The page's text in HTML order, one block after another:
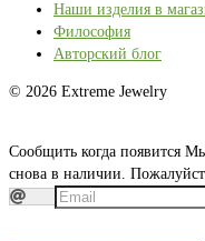
Наши изделия в
Философия
Авторский блог
© 2026 Extreme Jewelry
Сообщить когда появится Мы
снова в наличии.